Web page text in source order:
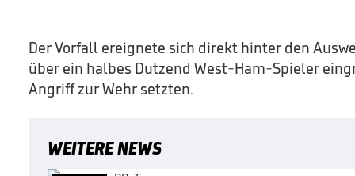
Der Vorfall ereignete sich direkt hinter den
über ein halbes Dutzend West-Ham-Spieler
Angriff zur Wehr setzten.
WEITERE NEWS